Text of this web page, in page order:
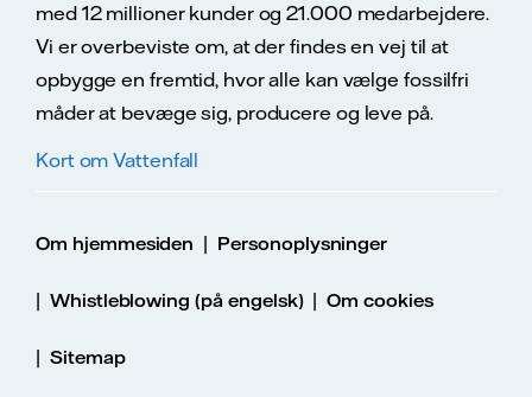
med 12 millioner kunder og 21.000 medarbejdere.
Vi er overbeviste om, at der findes en vej til at
opbygge en fremtid, hvor alle kan vælge fossilfri
måder at bevæge sig, producere og leve på.
Kort om Vattenfall
Om hjemmesiden | Personoplysninger
| Whistleblowing (på engelsk)|Om cookies
| Sitemap